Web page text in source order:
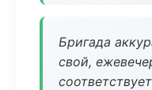
Бригада
свой,